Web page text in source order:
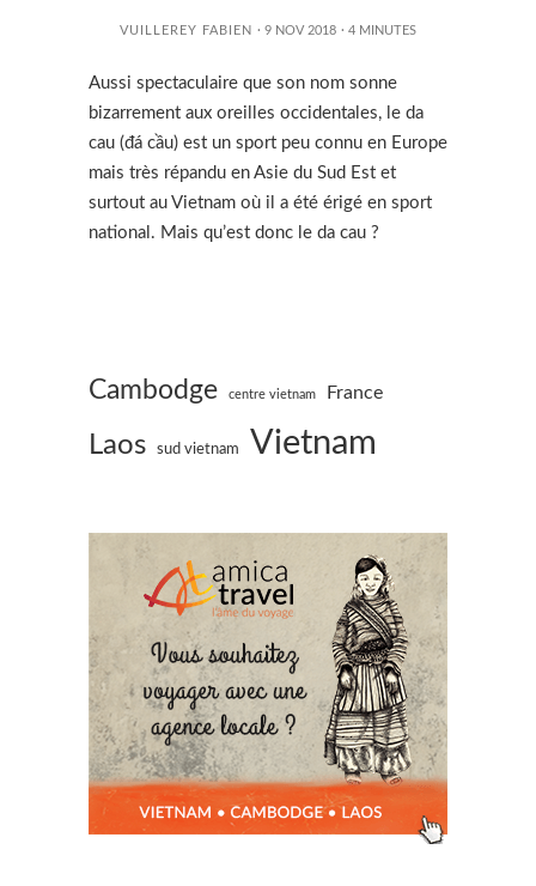
VUILLEREY FABIEN · 9 NOV 2018 · 4 MINUTES
Aussi spectaculaire que son nom sonne
bizarrement aux oreilles occidentales, le da
cau (đá cầu) est un sport peu connu en Europe
mais très répandu en Asie du Sud Est et
surtout au Vietnam où il a été érigé en sport
national. Mais qu’est donc le da cau ?
Cambodge centre vietnam France
Laos sud vietnam Vietnam